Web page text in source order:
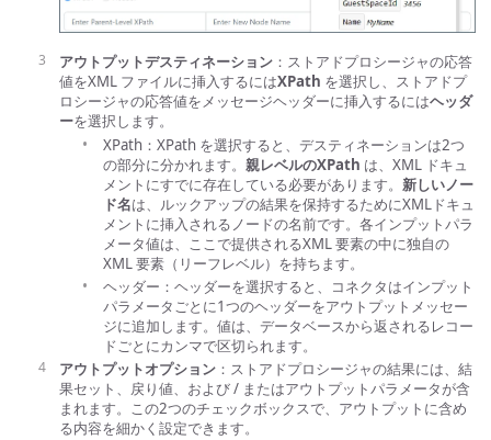
アウトプットデスティネーション ：ストアドプロシージャの応答
値をXML ファイルに挿入するにはXPath を選択し、ストアドプ
ロシージャの応答値をメッセージヘッダーに挿入するにはヘッダ
ーを選択します。
XPath：XPath を選択すると、デスティネーションは2つ
の部分に分かれます。 親レベルのXPath は、XML ドキュ
メントにすでに存在している必要があります。 新しいノー
ド名は、ルックアップの結果を保持するためにXMLドキュ
メントに挿入されるノードの名前です。各インプットパラ
メータ値は、ここで提供されるXML 要素の中に独自の
XML 要素（リーフレベル）を持ちます。
ヘッダー：ヘッダーを選択すると、コネクタはインプット
パラメータごとに1つのヘッダーをアウトプットメッセー
ジに追加します。値は、データベースから返されるレコー
ドごとにカンマで区切られます。
アウトプットオプション ：ストアドプロシージャの結果には、結
果セット、戻り値、および / またはアウトプットパラメータが含
まれます。この2つのチェックボックスで、アウトプットに含め
る内容を細かく設定できます。